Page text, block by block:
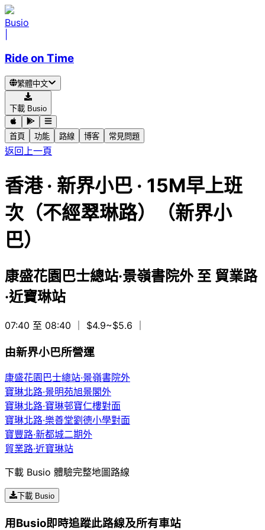
Busio
Ride on Time
繁體中文
下載 Busio
首頁 功能 路線 博客 常見問題
返回上一頁
香港· 新界小巴 · 15M早上班
次（不經翠琳路）（新界小
巴）
康盛花園巴士總站·景嶺書院外 至 貿業路
·近寶琳站
07:40 至 08:40 ｜ $4.9~$5.6
由新界小巴所營運
康盛花園巴士總站·景嶺書院外
寶琳北路·景明苑旭景閣外
寶琳北路·寶琳邨寶仁樓對面
寶琳北路·樂善堂劉德小學對面
寶豐路·新都城二期外
貿業路·近寶琳站
下載 Busio 體驗完整地圖路線
下載 Busio
用Busio即時追蹤此路線及所有車站